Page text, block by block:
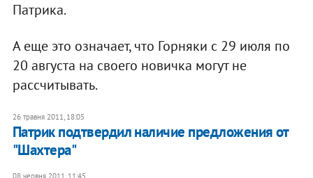
Патрика.
А еще это означает, что Горняки с 29 июля по
20 августа на своего новичка могут не
рассчитывать.
26 травня 2011, 18:05
Патрик подтвердил наличие предложения от
"Шахтера"